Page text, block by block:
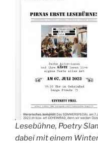
Lesebühne, Poetry
dabei mit einem